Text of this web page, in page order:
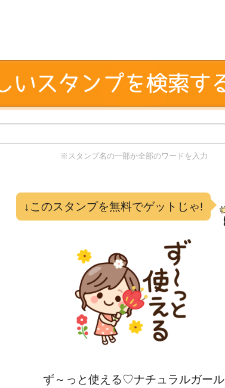
※スタンプ名の一部か全部のワードを入力
↓このスタンプを無料でゲットじゃ!
ず～っと使える♡ナチュラルガール